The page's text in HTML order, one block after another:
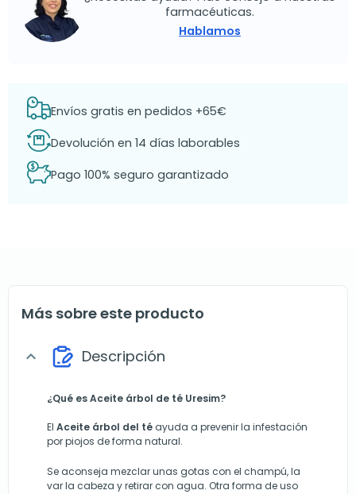
farmacéuticas.
Hablamos
Envíos gratis en pedidos +65€
Devolución en 14 días laborables
Pago 100% seguro garantizado
Más sobre este producto
expand_more Descripción
¿Qué es Aceite árbol de té Uresim?
El Aceite árbol del té ayuda a prevenir la infestación
por piojos de forma natural.
Se aconseja mezclar unas gotas con el champú, la
var la cabeza y retirar con agua. Otra forma de uso